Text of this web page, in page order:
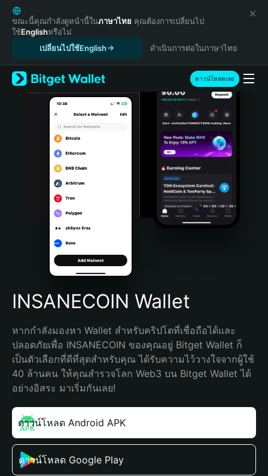
English
日本語
Tiếng Việt
Español (Latinoamérica)
Türkçe
Italiano
Português (Portugal)
Bahasa Indonesia
Português (Brasil)
Español (Argentina)
ขณะนี้คุณกำลังดูหน้านี้ในภาษาไทย คุณต้องการเปลี่ยนไป
ใช้Englishหรือไม่
เปลี่ยนไปใช้English
ดำเนินการต่อในภาษาไทย
ดาวน์โหลดเลย
INSANECOIN Wallet
หากกำลังมองหา Wallet สำหรับคริปโตที่เชื่อถือได้และ
ปลอดภัยเพื่อ INSANECOIN ของคุณอยู่ Bitget Wallet ก็
เป็นตัวเลือกที่ดีที่สุดสำหรับคุณ ได้รับความไว้วางใจจากผู้ใช้
40 ล้านคน ให้คุณสำรวจโลก Web3 บน Bitget Wallet ได้
อย่างอิสระ มาเริ่มกันเลย!
ดาวน์โหลด Android APK
ดาวน์โหลด Google Play